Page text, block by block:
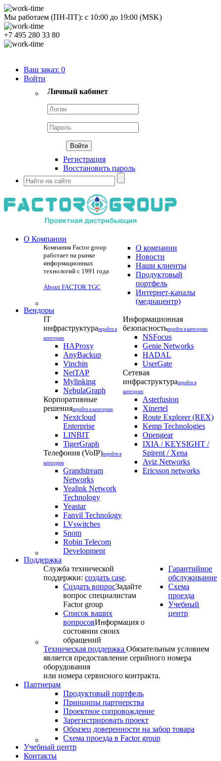
Мы работаем (ПН-ПТ): с 10:00 до 19:00 (MSK)
+7 495 280 33 80
Ваш заказ: 0
Войти
Личный кабинет
Регистрация
Восстановить пароль
О Компании
Компания Factor group
работает на рынке
информационных
технологий с 1991 года
About FACTOR TGC
О компании
Новости
Наши клиенты
Продуктовый
портфель
Интернет-каналы
(медиацентр)
Вендоры
IT
инфраструктураперейти в
категорию
HAProxy
AnyBackup
Vinchin
NetTAP
Mylinking
NebulaGraph
Корпоративные
решенияперейти в категорию
Nextcloud
Enterprise
LINBIT
TigerGraph
Телефония (VoIP)перейти в
категорию
Grandstream
Networks
Yealink Network
Technology
Yeastar
Fanvil Technology
LVswitches
Snom
Robin Telecom
Development
Информационная
безопасностьперейти в категорию
NSFocus
Genie Networks
HADAL
UserGate
Сетевая
инфраструктураперейти в
категорию
Asterfusion
Xinertel
Route Explorer (REX)
Kemp Technologies
Opengear
IXIA / KEYSIGHT /
Spirent / Xena
Aviz Networks
Ericsson networks
Поддержка
Служба технической
поддержки: создать case.
Создать вопросЗадайте
вопрос специалистам
Factor group
Список ваших
вопросовИнформация о
состоянии своих
обращений
Гарантийное
обслуживание
Схема
проезда
Учебный
центр
Техническая поддержка Обязательным условием
является предоставление серийного номера
оборудования
или номера сервисного контракта.
Партнерам
Продуктовый портфель
Принципы партнерства
Проектное сопровождение
Зарегистрировать проект
Образец доверенности на забор товара
Схема проезда в Factor group
Учебный центр
Контакты